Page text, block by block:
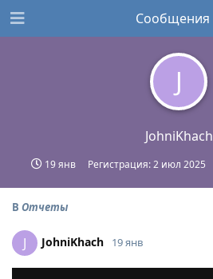
J
JohniKhach
19 янв Регистрация:2 июл 2025
Сообщения
В Отчеты
J JohniKhach 19 янв